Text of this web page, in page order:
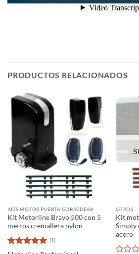
PRODUCTOS RELACIONADOS
KITS MOTOR PUERTA CORREDERA
Kit Motorline Bravo 500 con 5
metros cremallera nylon
Valorado
(1)
OTROS
Kit
Simply
acero